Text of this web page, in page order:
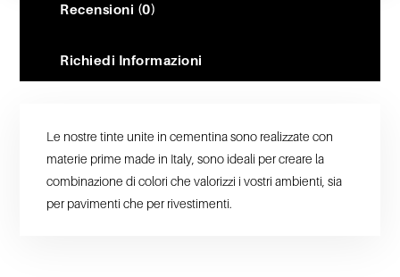
Recensioni (0)
Richiedi Informazioni
Le nostre tinte unite in cementina sono realizzate con
materie prime made in Italy, sono ideali per creare la
combinazione di colori che valorizzi i vostri ambienti, sia
per pavimenti che per rivestimenti.